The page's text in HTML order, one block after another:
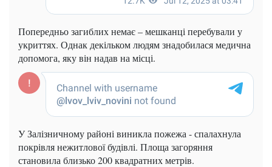
Попередньо загиблих немає – мешканці перебували у
укриттях. Однак декільком людям знадобилася медична
допомога, яку він надав на місці.
У Залізничному районі виникла пожежа - спалахнула
покрівля нежитлової будівлі. Площа загоряння
становила близько 200 квадратних метрів.